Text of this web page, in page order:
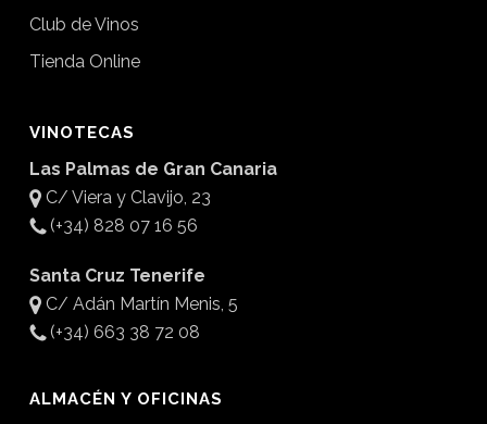
Club de Vinos
Tienda Online
VINOTECAS
Las Palmas de Gran Canaria
C/ Viera y Clavijo, 23
(+34) 828 07 16 56
Santa Cruz Tenerife
C/ Adán Martín Menis, 5
(+34) 663 38 72 08
ALMACÉN Y OFICINAS